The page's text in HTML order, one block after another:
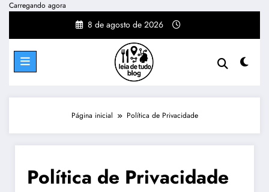
Pular
conteúdo
Carregando agora
8 de agosto de 2026
Página inicial Política de Privacidade
Política de Privacidade